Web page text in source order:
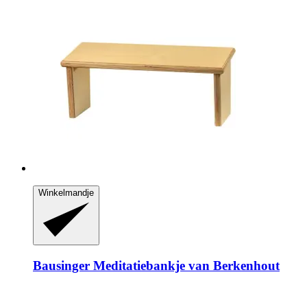
Winkelmandje
Bausinger Meditatiebankje van Berkenhout